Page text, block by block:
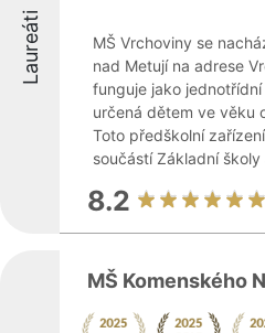
Laureáti
MŠ Vrchoviny se
nad Metují na adrese
funguje jako
určená dětem ve věku
Toto předškolní
součástí Základní
8.2
MŠ Komenského